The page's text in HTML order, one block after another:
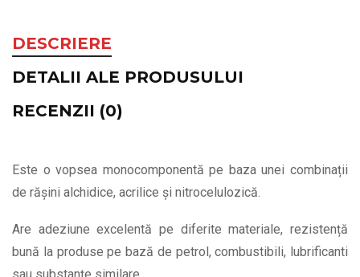
DESCRIERE
DETALII ALE PRODUSULUI
RECENZII (0)
Este o vopsea monocomponentă pe baza unei combinații
de rășini alchidice, acrilice și nitrocelulozică.
Are adeziune excelentă pe diferite materiale, rezistență
bună la produse pe bază de petrol, combustibili, lubrificanti